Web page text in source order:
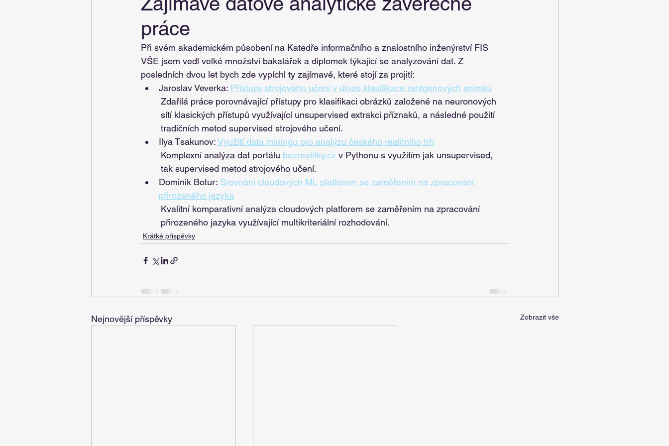
práce
Při svém akademickém působení na Katedře informačního a znalostního inženýrství FIS
VŠE jsem vedl velké množství bakalářek a diplomek týkající se analyzování dat. Z
posledních dvou let bych zde vypíchl ty zajímavé, které stojí za projití:
Jaroslav Veverka: Přístupy strojového učení v úloze klasifikace rentgenových snímků
Zdařilá práce porovnávající přístupy pro klasifikaci obrázků založené na neuronových
sítí klasických přístupů využívající unsupervised extrakci příznaků, a následné použití
tradičních metod supervised strojového učení.
Ilya Tsakunov: Využití data miningu pro analýzu českého realitního trh
Komplexní analýza dat portálu bezrealitky.cz v Pythonu s využitím jak unsupervised,
tak supervised metod strojového učení.
Dominik Botur: Srovnání cloudových ML platforem se zaměřením na zpracování
přirozeného jazyka
Kvalitní komparativní analýza cloudových platforem se zaměřením na zpracování
přirozeného jazyka využívající multikriteriální rozhodování.
Krátké příspěvky
Nejnovější příspěvky Zobrazit vše